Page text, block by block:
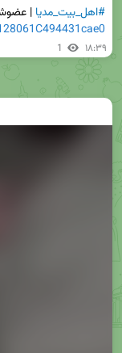
#اهل_بیت_مدیا |
1 ۱۸:۳۹